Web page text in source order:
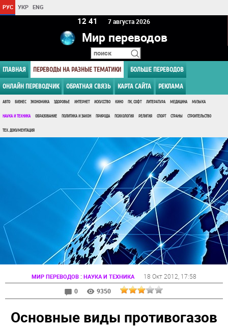
РУС УКР ENG
12:41 7 августа 2026
Мир переводов
ГЛАВНАЯ ПЕРЕВОДЫ НА РАЗНЫЕ ТЕМАТИКИ БОЛЬШЕ ПЕРЕВОДОВ
ОНЛАЙН ПЕРЕВОДЧИК ОБРАТНАЯ СВЯЗЬ КАРТА САЙТА РЕКЛАМА
АВТО БИЗНЕС ЭКОНОМИКА ЗДОРОВЬЕ ИНТЕРНЕТ ИСКУССТВО КИНО ПК, СОФТ ЛИТЕРАТУРА МЕДИЦИНА МУЗЫКА
НАУКА И ТЕХНИКА ОБРАЗОВАНИЕ ПОЛИТИКА И ЗАКОН ПРИРОДА ПСИХОЛОГИЯ РЕЛИГИЯ СПОРТ СТРАНЫ СТРОИТЕЛЬСТВО
ТЕХ. ДОКУМЕНТАЦИЯ
МИР ПЕРЕВОДОВ : НАУКА И ТЕХНИКА 18 Окт 2012 , 17:58
0
9350
Основные виды противогазов